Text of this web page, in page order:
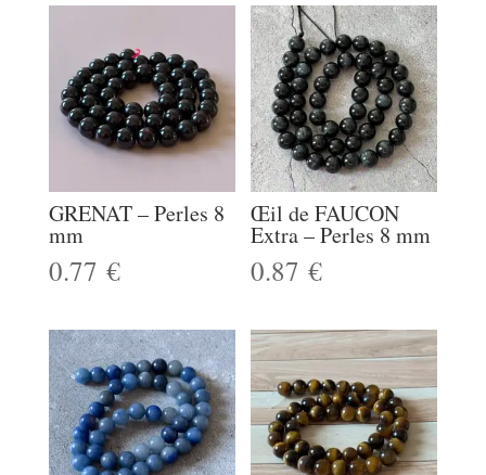
GRENAT – Perles 8
mm
0.77 €
Œil de FAUCON
Extra – Perles 8 mm
0.87€